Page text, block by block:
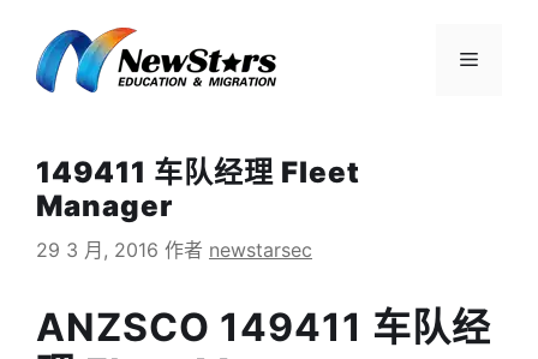
菜
149411 车队经理 Fleet
Manager
29 3 月, 2016 作者 newstarsec
ANZSCO 149411 车队经